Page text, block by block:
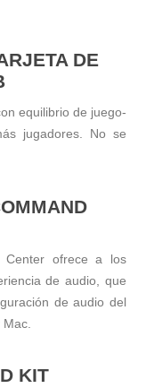
DE
equilibrio de juego-
jugadores. No se
Center ofrece a los
de audio, que
de audio del
Mac.
KIT